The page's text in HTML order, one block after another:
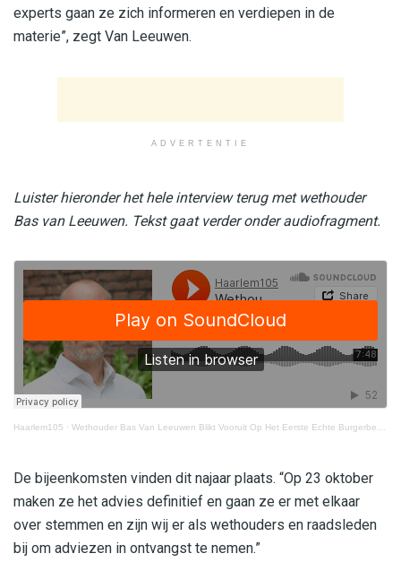
experts gaan ze zich informeren en verdiepen in de
materie”, zegt Van Leeuwen.
ADVERTENTIE
Luister hieronder het hele interview terug met wethouder
Bas van Leeuwen. Tekst gaat verder onder audiofragment.
Haarlem105 · Wethouder Bas Van Leeuwen Blikt Vooruit Op Het Eerste Echte Burgerberaad Over Parkeerbeleid
De bijeenkomsten vinden dit najaar plaats. “Op 23 oktober
maken ze het advies definitief en gaan ze er met elkaar
over stemmen en zijn wij er als wethouders en raadsleden
bij om adviezen in ontvangst te nemen.”